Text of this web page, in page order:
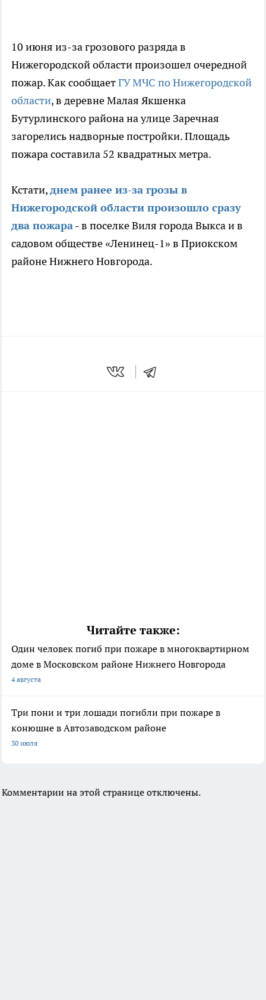
10 июня из-за грозового разряда в
Нижегородской области произошел очередной
пожар. Как сообщаетГУ МЧС по Нижегородской
области, в деревне Малая Якшенка
Бутурлинского района на улице Заречная
загорелись надворные постройки. Площадь
пожара составила 52 квадратных метра.
Кстати,днем ранее из-за грозы в
Нижегородской области произошло сразу
два пожара- в поселке Виля города Выкса и в
садовом обществе «Ленинец-1» в Приокском
районе Нижнего Новгорода.
Читайте также:
Один человек погиб при пожаре в многоквартирном
доме в Московском районе Нижнего Новгорода
4 августа
Три пони и три лошади погибли при пожаре в
конюшне в Автозаводском районе
30 июля
Комментарии на этой странице отключены.